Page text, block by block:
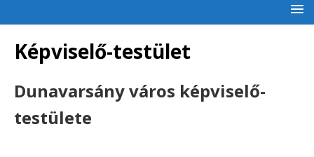
Képviselő-testület
Dunavarsány város képviselő-
testülete